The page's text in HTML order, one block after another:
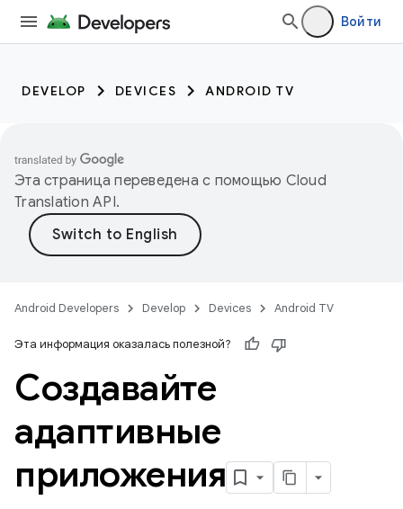
Войти
DEVELOP DEVICES ANDROID TV
Эта страница переведена с помощью Cloud
Translation API.
Android Developers Develop Devices Android TV
Эта информация оказалась полезной?
Создавайте
адаптивные
приложения